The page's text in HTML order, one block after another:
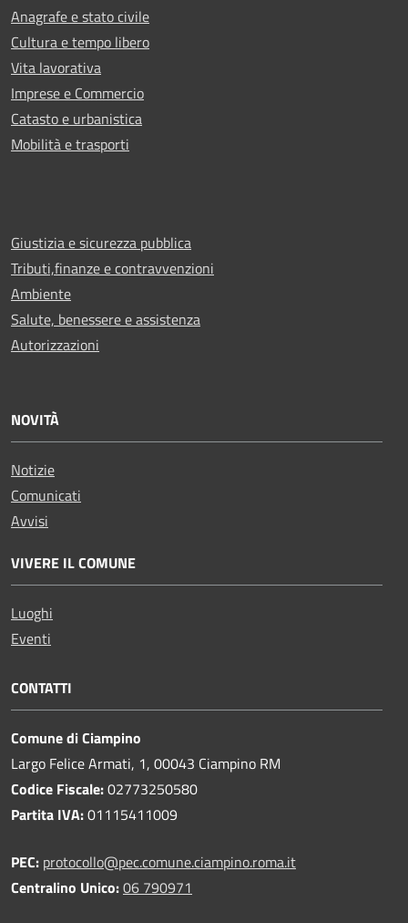
Anagrafe e stato civile
Cultura e tempo libero
Vita lavorativa
Imprese e Commercio
Catasto e urbanistica
Mobilità e trasporti
Giustizia e sicurezza pubblica
Tributi,finanze e contravvenzioni
Ambiente
Salute, benessere e assistenza
Autorizzazioni
NOVITÀ
Notizie
Comunicati
Avvisi
VIVERE IL COMUNE
Luoghi
Eventi
CONTATTI
Comune di Ciampino
Largo Felice Armati, 1, 00043 Ciampino RM
Codice Fiscale:02773250580
Partita IVA:01115411009
PEC: protocollo@pec.comune.ciampino.roma.it
Centralino Unico:06 790971